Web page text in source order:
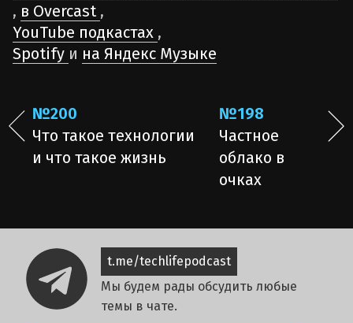
, в Overcast ,
YouTube подкастах ,
Spotify и на Яндекс Музыке
№200
Что такое технологии
и что такое жизнь
№198
Частное
облако в
очках
t.me/techlifepodcast
Мы будем рады обсудить любые
темы в чате.